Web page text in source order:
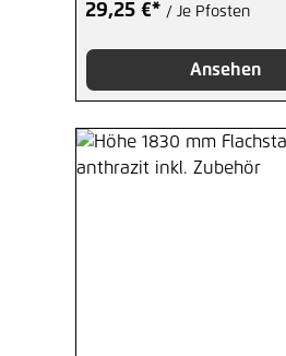
29,25 €* / Je Pfosten
Ansehen